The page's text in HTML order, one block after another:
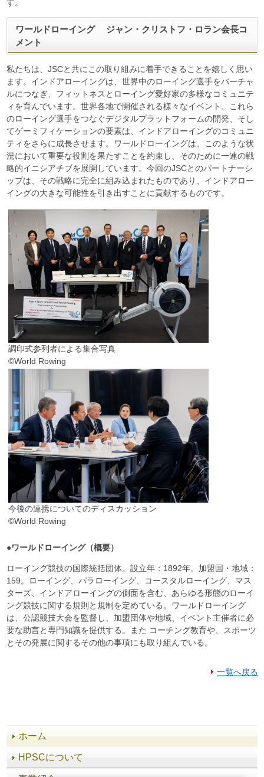
ホーム
HPSCについて
す。
ワールドローイング ジャン・クリストフ・ロラン会長コ
メント
私たちは、JSCと共にこの取り組みに着手できることを嬉しく思い
ます。インドアローイングは、世界中のローイング選手をバーチャ
ルにつなぎ、フィットネスとローイング愛好家の多様なコミュニテ
ィを育んでいます。世界各地で開催される様々なイベント、これら
のローイング選手をつなぐデジタルプラットフォームの開発、そし
てゲーミフィケーションの要素は、インドアローイングのコミュニ
ティをさらに成長させます。ワールドローイングは、このような状
況において重要な役割を果たすことを約束し、そのために一連の戦
略的イニシアチブを展開しています。今回のJSCとのパートナーシ
ップは、その戦略に完全に組み込まれたものであり、インドアロー
イングの大きな可能性を引き出すことに貢献するものです。
調印式参列者による集合写真
©World Rowing
今後の連携についてのディスカッション
©World Rowing
●ワールドローイング（概要）
ローイング競技の国際統括団体。設立年：1892年。加盟国・地域：
159。ローイング、パラローイング、コースタルローイング、マス
ターズ、インドアローイングの側面を含む、あらゆる形態のローイ
ング競技に関する規則と規制を定めている。ワールドローイング
は、公認競技大会を監督し、加盟団体や地域、イベント主催者に必
要な助言と専門知識を提供する。また コーチング教育や、スポーツ
とその発展に関するその他の事項にも取り組んでいる。
一覧へ戻る